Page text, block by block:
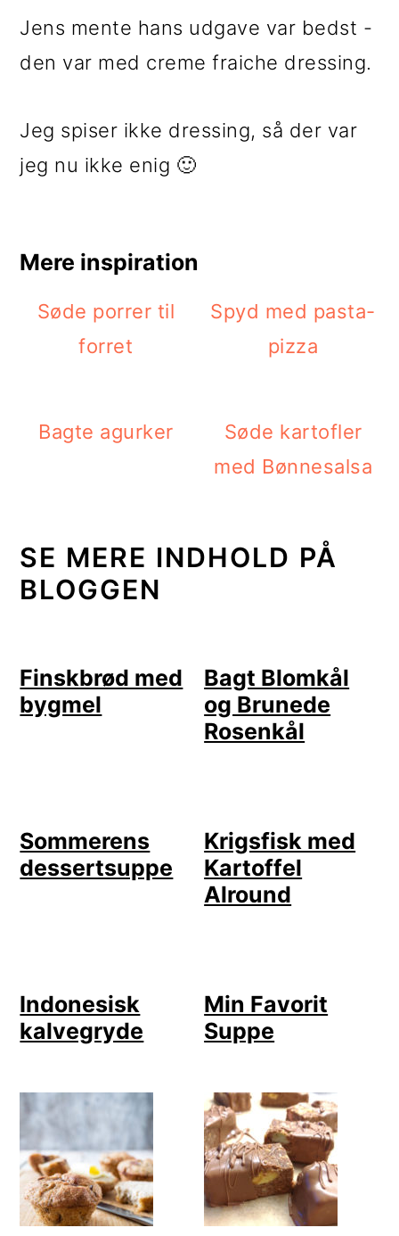
Jens mente hans udgave var bedst -
den var med creme fraiche dressing.
Jeg spiser ikke dressing, så der var
jeg nu ikke enig 🙂
Mere inspiration
Søde porrer til
forret
Spyd med pasta-
pizza
Bagte agurker
Søde kartofler
med Bønnesalsa
SE MERE INDHOLD PÅ
BLOGGEN
Finskbrød med
bygmel
Bagt Blomkål
og Brunede
Rosenkål
Sommerens
dessertsuppe
Krigsfisk med
Kartoffel
Alround
Indonesisk
kalvegryde
Min Favorit
Suppe